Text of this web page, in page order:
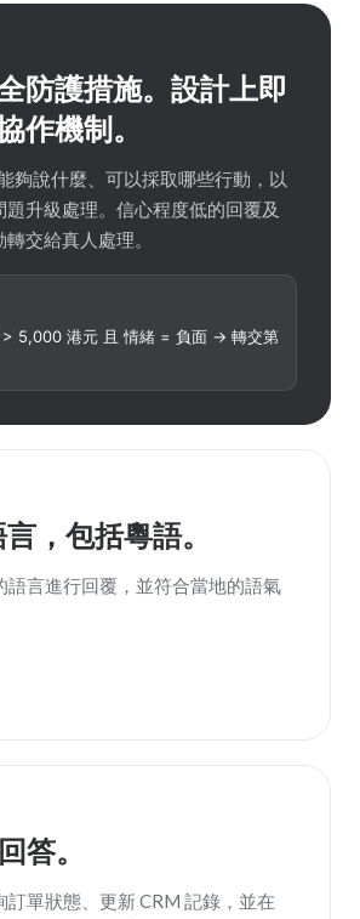
防護措施。設計上即
作機制。
夠說什麼、可以採取哪些行動，以
題升級處理。信心程度低的回覆及
交給真人處理。
5,000 港元 且 情緒 = 負面 → 轉交第
，包括粵語。
語言進行回覆，並符合當地的語氣
答。
訂單狀態、更新 CRM 記錄，並在